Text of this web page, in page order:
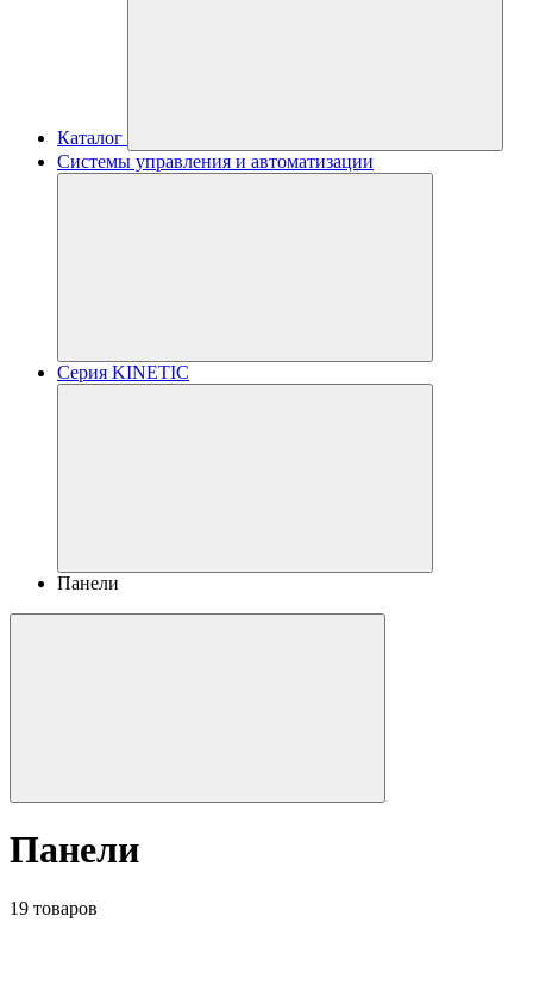
Каталог
Системы управления и автоматизации
Серия KINETIC
Панели
Панели
19 товаров